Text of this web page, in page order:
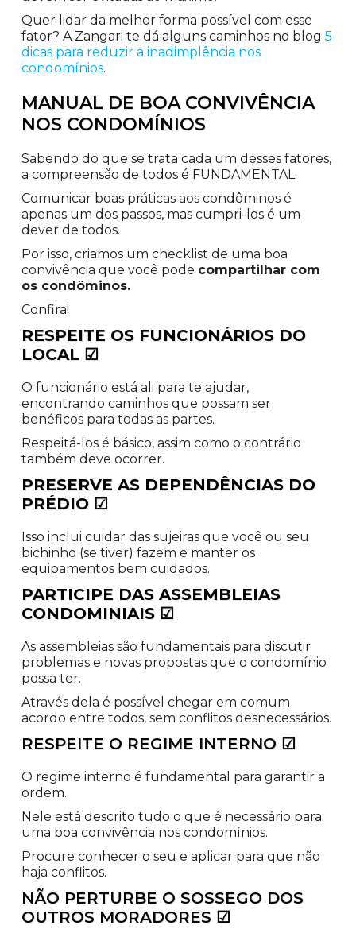
Quer lidar da melhor forma possível com esse
fator? A Zangari te dá alguns caminhos no blog 5
dicas para reduzir a inadimplência nos
condomínios.
MANUAL DE BOA CONVIVÊNCIA
NOS CONDOMÍNIOS
Sabendo do que se trata cada um desses fatores,
a compreensão de todos é FUNDAMENTAL.
Comunicar boas práticas aos condôminos é
apenas um dos passos, mas cumpri-los é um
dever de todos.
Por isso, criamos um checklist de uma boa
convivência que você pode compartilhar com
os condôminos.
Confira!
RESPEITE OS FUNCIONÁRIOS DO
LOCAL ☑
O funcionário está ali para te ajudar,
encontrando caminhos que possam ser
benéficos para todas as partes.
Respeitá-los é básico, assim como o contrário
também deve ocorrer.
PRESERVE AS DEPENDÊNCIAS DO
PRÉDIO☑
Isso inclui cuidar das sujeiras que você ou seu
bichinho (se tiver) fazem e manter os
equipamentos bem cuidados.
PARTICIPE DAS ASSEMBLEIAS
CONDOMINIAIS☑
As assembleias são fundamentais para discutir
problemas e novas propostas que o condomínio
possa ter.
Através dela é possível chegar em comum
acordo entre todos, sem conflitos desnecessários.
RESPEITE O REGIME INTERNO ☑
O regime interno é fundamental para garantir a
ordem.
Nele está descrito tudo o que é necessário para
uma boa convivência nos condomínios.
Procure conhecer o seu e aplicar para que não
haja conflitos.
NÃO PERTURBE O SOSSEGO DOS
OUTROS MORADORES ☑